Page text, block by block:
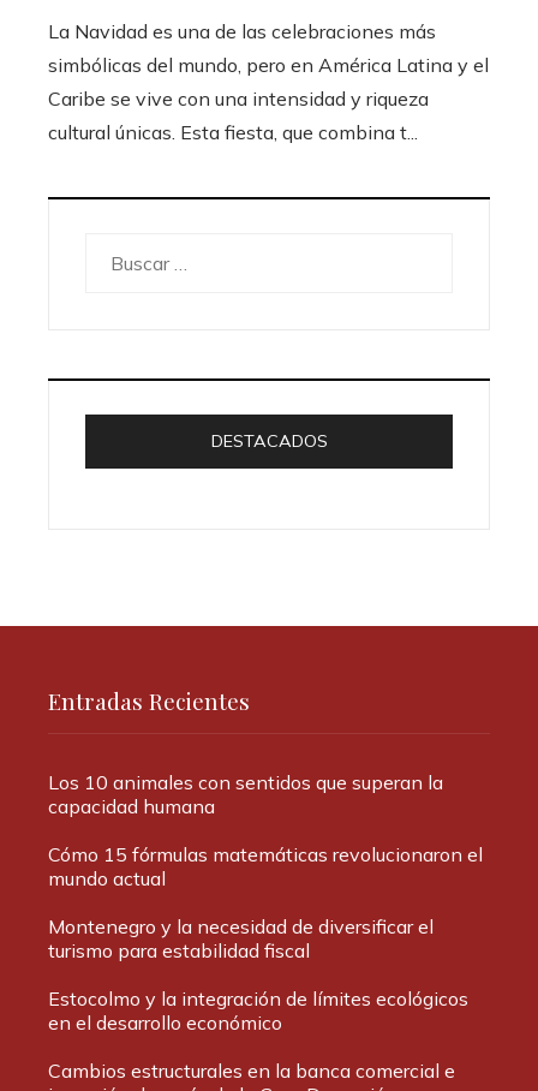
La Navidad es una de las celebraciones más
simbólicas del mundo, pero en América Latina y el
Caribe se vive con una intensidad y riqueza
cultural únicas. Esta fiesta, que combina t...
DESTACADOS
Entradas Recientes
Los 10 animales con sentidos que superan la
capacidad humana
Cómo 15 fórmulas matemáticas revolucionaron el
mundo actual
Montenegro y la necesidad de diversificar el
turismo para estabilidad fiscal
Estocolmo y la integración de límites ecológicos
en el desarrollo económico
Cambios estructurales en la banca comercial e